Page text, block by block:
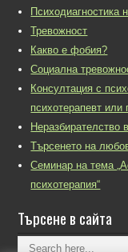
Психодиагностика
Тревожност
Какво е фобия?
Социална
Консултация с
психотерапевт или
Неразбирателство
Търсенето на
Семинар на тема
психотерапия“
Търсене в сайта